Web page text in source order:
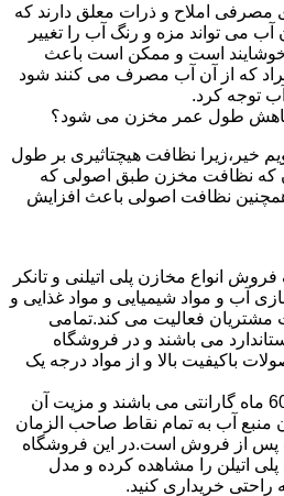
مصرفی املاح و ذرات معلق دارند که
می تواند مزه و رنگ آب را تغییر
است و ممکن است باعث
که از آن آب مصرف می کنند شود
توجه کرد.
کاهش طول عمر مخزن می شود؟
خیر،زیرا نظافت هیچتاثیری بر طول
که نظافت مخزن طبق اصولی که
نظافت اصولی باعث افزایش
انواع مخازن پلی اتیلنی و تانکر
آب و مواد شیمیایی و مواد غذایی و
مشتریان فعالیت می کند.تمامی
می باشند و در فروشگاه
باکیفیت بالا و از مواد درجه یک
محصولات مخزن آبی دارای 60 ماه گارانتی می باشند و مزیت آن
منبع آب به تمام نقاط صاحب الزمان
پس از فروش است.در این فروشگاه
پلی اتیلن را مشاهده کرده و مدل
خریداری کنید.